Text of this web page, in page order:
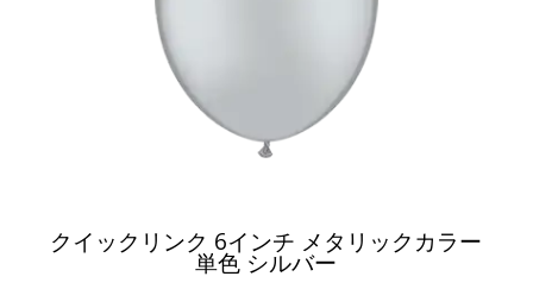
クイックリンク 6インチ メタリックカラー
単色 シルバー